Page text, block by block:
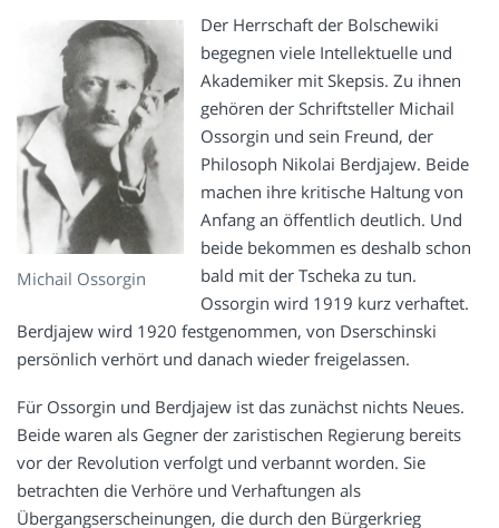
Michail Ossorgin
Der Herrschaft der Bolschewiki
begegnen viele Intellektuelle und
Akademiker mit Skepsis. Zu ihnen
gehören der Schriftsteller Michail
Ossorgin und sein Freund, der
Philosoph Nikolai Berdjajew. Beide
machen ihre kritische Haltung von
Anfang an öffentlich deutlich. Und
beide bekommen es deshalb schon
bald mit der Tscheka zu tun.
Ossorgin wird 1919 kurz verhaftet.
Berdjajew wird 1920 festgenommen, von Dserschinski
persönlich verhört und danach wieder freigelassen.
Für Ossorgin und Berdjajew ist das zunächst nichts Neues.
Beide waren als Gegner der zaristischen Regierung bereits
vor der Revolution verfolgt und verbannt worden. Sie
betrachten die Verhöre und Verhaftungen als
Übergangserscheinungen, die durch den Bürgerkrieg